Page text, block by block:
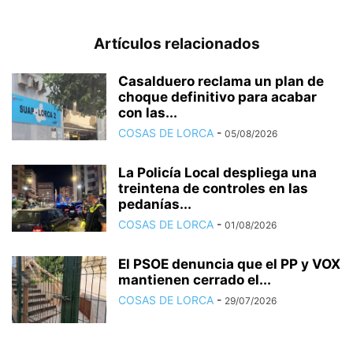
Artículos relacionados
Casalduero reclama un plan de
choque definitivo para acabar
con las...
COSAS DE LORCA - 05/08/2026
La Policía Local despliega una
treintena de controles en las
pedanías...
COSAS DE LORCA - 01/08/2026
El PSOE denuncia que el PP y VOX
mantienen cerrado el...
COSAS DE LORCA - 29/07/2026